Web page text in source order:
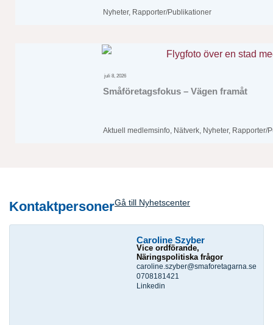
Nyheter, Rapporter/Publikationer
juli 8, 2026
Småföretagsfokus – Vägen framåt
Aktuell medlemsinfo, Nätverk, Nyheter, Rapporter/
KontaktpersonerGå till Nyhetscenter
Caroline Szyber
Vice ordförande,
Näringspolitiska frågor
caroline.szyber@smaforetagarna.se
0708181421
Linkedin